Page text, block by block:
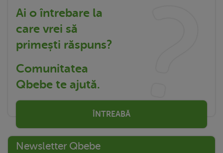
Ai o întrebare la
care vrei să
primești răspuns?
Comunitatea
Qbebe te ajută.
ÎNTREABĂ
Newsletter Qbebe